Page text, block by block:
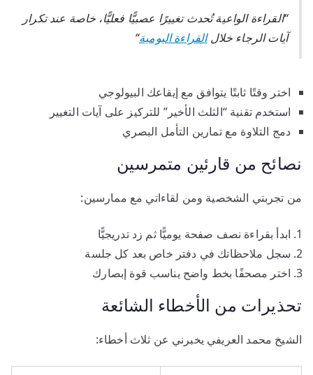
“القراءة الواعية تُحدث تغييرًا عصبيًّا فعليًّا، خاصة عند تكرار
آيات الرجاء خلالالقراءة اليومية“
اختر وقتًا ثابتًا يتوافق مع إيقاعك البيولوجي
استخدم تقنية “الثلث الأخير” للتركيز على آيات التغيير
دمج التلاوة مع تمارين التأمل البصري
نصائح من قارئين متمرسين
من تجربتي الشخصية ومن لقاءاتي مع ممارسين:
ابدأ بقراءة نصف صفحة يوميًّا ثم زد تدريجيًّا
سجل ملاحظاتك في دفتر خاص بعد كل جلسة
اختر مصحفًا بخط واضح يناسب قوة إبصارك
تحذيرات من الأخطاء الشائعة
الشيخ محمد العريفي يخبرني عن ثلاث أخطاء: